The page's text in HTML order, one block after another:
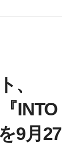
、
INTO
9月27